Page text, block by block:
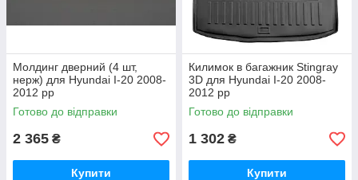
Молдинг дверний (4 шт,
нерж) для Hyundai I-20 2008-
2012 рр
Готово до відправки
2 365 ₴
Купити
Килимок в багажник Stingray
3D для Hyundai I-20 2008-
2012 рр
Готово до відправки
1 302 ₴
Купити